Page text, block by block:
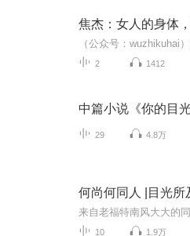
焦杰：女人的身体
2 1412
中篇小说《你的目
29 4.8万
何尚何同人 |目光所
来自老福特南风大大的
10 1.9万